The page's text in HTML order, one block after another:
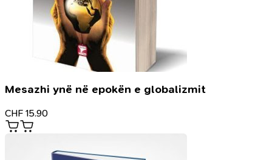
Mesazhi ynë në epokën e globalizmit
CHF 15.90